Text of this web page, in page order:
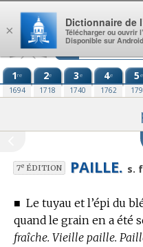
Aller au contenu
1re
1694
2e
1718
3e
1740
4e
1762
5e
7eÉDITION PAILLE. s.
■ Le tuyau et l’épi du
quand le grain en a été
fraîche. Vieille paille.
×
Dictionnaire de
Télécharger ou ouvrir
Disponible sur